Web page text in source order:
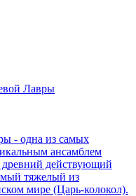
Лавры
- одна из самых
ансамблем
древний действующий
тяжелый из
мире (Царь-колокол).